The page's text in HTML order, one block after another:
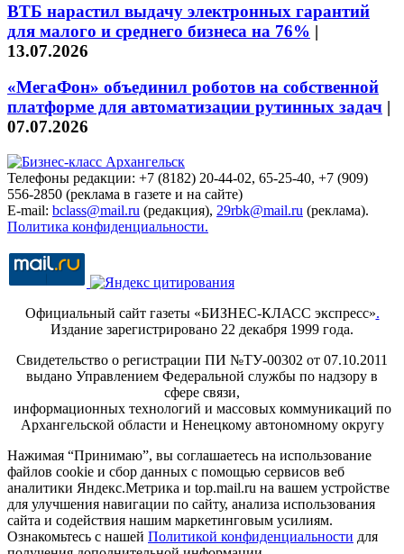
ВТБ нарастил выдачу электронных гарантий
для малого и среднего бизнеса на 76% |
13.07.2026
«МегаФон» объединил роботов на собственной
платформе для автоматизации рутинных задач |
07.07.2026
Телефоны редакции: +7 (8182) 20-44-02, 65-25-40, +7 (909)
556-2850 (реклама в газете и на сайте)
E-mail: bclass@mail.ru (редакция), 29rbk@mail.ru (реклама).
Политика конфиденциальности.
Официальный сайт газеты «БИЗНЕС-КЛАСС экспресс».
Издание зарегистрировано 22 декабря 1999 года.
Свидетельство о регистрации ПИ №ТУ-00302 от 07.10.2011
выдано Управлением Федеральной службы по надзору в
сфере связи,
информационных технологий и массовых коммуникаций по
Архангельской области и Ненецкому автономному округу
Нажимая “Принимаю”, вы соглашаетесь на использование
файлов cookie и сбор данных с помощью сервисов веб
аналитики Яндекс.Метрика и top.mail.ru на вашем устройстве
для улучшения навигации по сайту, анализа использования
сайта и содействия нашим маркетинговым усилиям.
Ознакомьтесь с нашей Политикой конфиденциальности для